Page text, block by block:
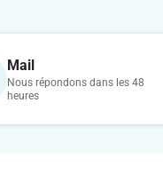
Mail
Nous répondons dans les 48
heures